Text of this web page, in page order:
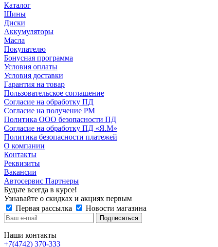
Каталог
Шины
Диски
Аккумуляторы
Масла
Покупателю
Бонусная программа
Условия оплаты
Условия доставки
Гарантия на товар
Пользовательское соглашение
Согласие на обработку ПД
Согласие на получение РМ
Политика ООО безопасности ПД
Согласие на обработку ПД «Я.М»
Политика безопасности платежей
О компании
Контакты
Реквизиты
Вакансии
Автосервис Партнеры
Будьте всегда в курсе!
Узнавайте о скидках и акциях первым
Первая рассылка
Новости магазина
Наши контакты
+7(4742) 370-333